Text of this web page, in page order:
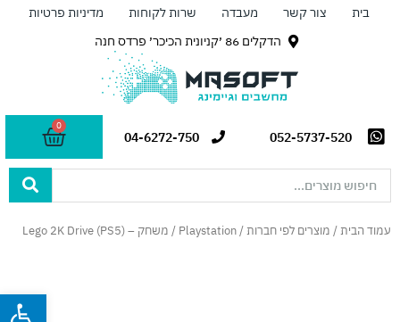
בית צור קשר מעבדה שרות לקוחות
מדיניות פרטיות
הדקלים 86 ׳קניונית הכיכר׳ פרדס חנה
052-5737-520
04-6272-750
0
עגלת
קניות
עמוד הבית / מוצרים לפי חברות /
Playstation / משחק – Lego 2K Drive (PS5)